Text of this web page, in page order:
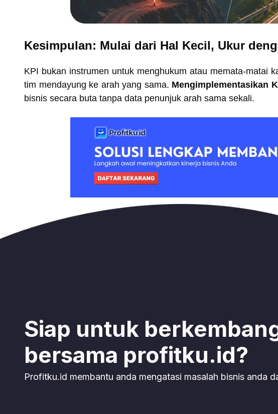
Kesimpulan: Mulai dari Hal Kecil, Ukur
KPI bukan instrumen untuk menghukum atau memata-matai
tim mendayung ke arah yang sama. Mengimplementasikan
bisnis secara buta tanpa data penunjuk arah sama sekali.
Siap untuk
bersama profitku.id?
Profitku.id membantu anda mengatasi masalah bisnis anda